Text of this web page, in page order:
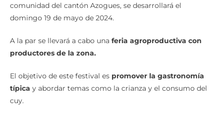
comunidad del cantón Azogues, se desarrollará el
domingo 19 de mayo de 2024.
A la par se llevará a cabo una feria agroproductiva con
productores de la zona.
El objetivo de este festival es promover la gastronomía
típica y abordar temas como la crianza y el consumo del
cuy.